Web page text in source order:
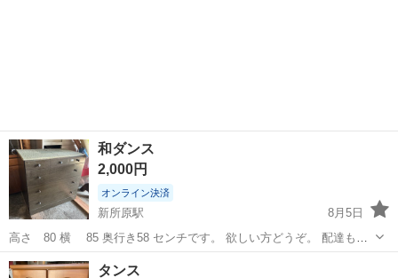
和ダンス
2,000円
オンライン決済
新所原駅
8月5日
高さ 80 横 85 奥行き58 センチです。 欲しい方どうぞ。 配達もし
ます
愛知 豊橋市
タンス